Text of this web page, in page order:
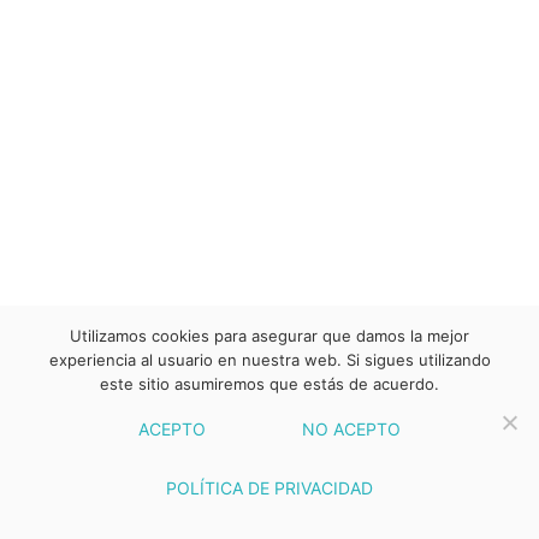
Utilizamos cookies para asegurar que damos la mejor
experiencia al usuario en nuestra web. Si sigues utilizando
este sitio asumiremos que estás de acuerdo.
ACEPTO NO ACEPTO
POLÍTICA DE PRIVACIDAD